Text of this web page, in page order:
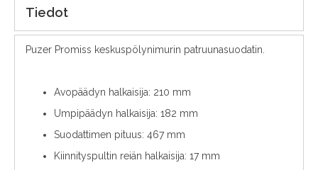
Tiedot
Puzer Promiss keskuspölynimurin patruunasuodatin.
Avopäädyn halkaisija: 210 mm
Umpipäädyn halkaisija: 182 mm
Suodattimen pituus: 467 mm
Kiinnityspultin reiän halkaisija: 17 mm